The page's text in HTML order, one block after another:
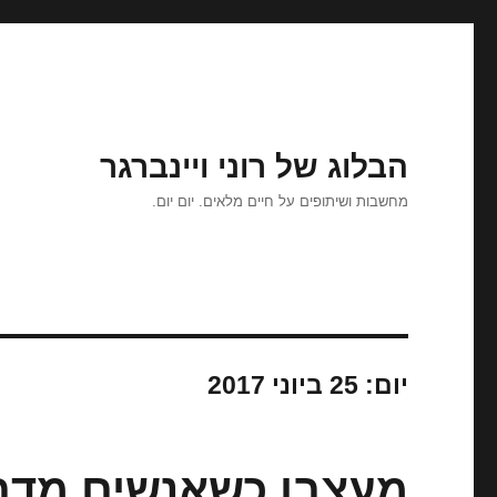
הבלוג של רוני ויינברגר
מחשבות ושיתופים על חיים מלאים. יום יום.
יום:25 ביוני 2017